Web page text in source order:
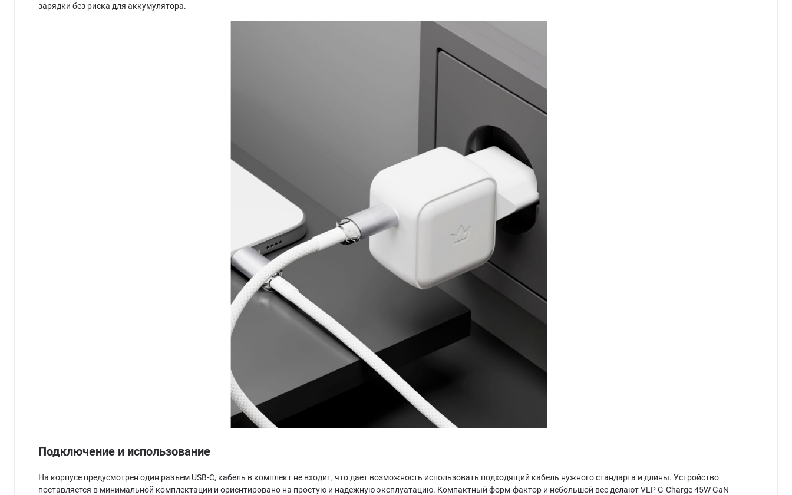
зарядки без риска для аккумулятора.
Подключение и использование
На корпусе предусмотрен один разъем USB-C, кабель в комплект не входит, что дает возможность использовать подходящий кабель нужного стандарта и длины. Устройство
поставляется в минимальной комплектации и ориентировано на простую и надежную эксплуатацию. Компактный форм-фактор и небольшой вес делают VLP G-Charge 45W GaN